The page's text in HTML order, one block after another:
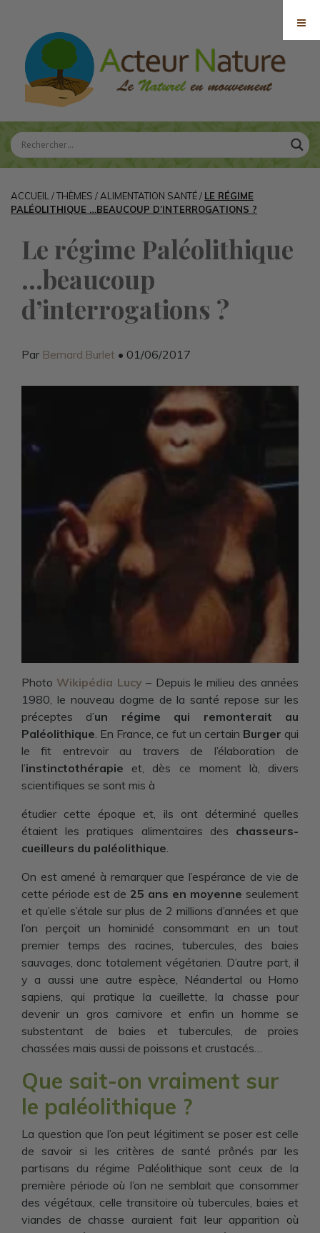
ACCUEIL /THÈMES / ALIMENTATION SANTÉ/ LE RÉGIME
PALÉOLITHIQUE …BEAUCOUP D’INTERROGATIONS ?
Le régime Paléolithique
…beaucoup
d’interrogations ?
Par Bernard.Burlet • 01/06/2017
Photo Wikipédia Lucy– Depuis le milieu des années
1980, le nouveau dogme de la santé repose sur les
préceptes d’un régime qui remonterait au
Paléolithique. En France, ce fut un certain Burger qui
le fit entrevoir au travers de l’élaboration de
l’instinctothérapie et, dès ce moment là, divers
scientifiques se sont mis à
étudier cette époque et, ils ont déterminé quelles
étaient les pratiques alimentaires des chasseurs-
cueilleurs du paléolithique.
On est amené à remarquer que l’espérance de vie de
cette période est de 25 ans en moyenne seulement
et qu’elle s’étale sur plus de 2 millions d’années et que
l’on perçoit un hominidé consommant en un tout
premier temps des racines, tubercules, des baies
sauvages, donc totalement végétarien. D’autre part, il
y a aussi une autre espèce, Néandertal ou Homo
sapiens, qui pratique la cueillette, la chasse pour
devenir un gros carnivore et enfin un homme se
substentant de baies et tubercules, de proies
chassées mais aussi de poissons et crustacés…
Que sait-on vraiment sur
le paléolithique ?
La question que l’on peut légitiment se poser est celle
de savoir si les critères de santé prônés par les
partisans du régime Paléolithique sont ceux de la
première période où l’on ne semblait que consommer
des végétaux, celle transitoire où tubercules, baies et
viandes de chasse auraient fait leur apparition où